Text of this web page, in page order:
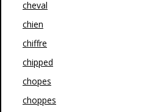
cheval
chien
chiffre
chipped
chopes
choppes